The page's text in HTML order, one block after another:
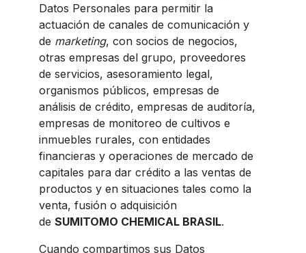
Datos Personales para permitir la
actuación de canales de comunicación y
de marketing, con socios de negocios,
otras empresas del grupo, proveedores
de servicios, asesoramiento legal,
organismos públicos, empresas de
análisis de crédito, empresas de auditoría,
empresas de monitoreo de cultivos e
inmuebles rurales, con entidades
financieras y operaciones de mercado de
capitales para dar crédito a las ventas de
productos y en situaciones tales como la
venta, fusión o adquisición
de SUMITOMO CHEMICAL BRASIL.
Cuando compartimos sus Datos